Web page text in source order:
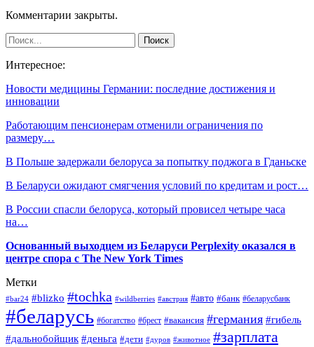
Комментарии закрыты.
Интересное:
Новости медицины Германии: последние достижения и
инновации
Работающим пенсионерам отменили ограничения по
размеру…
В Польше задержали белоруса за попытку поджога в Гданьске
В Беларуси ожидают смягчения условий по кредитам и рост…
В России спасли белоруса, который провисел четыре часа
на…
Основанный выходцем из Беларуси Perplexity оказался в
центре спора с The New York Times
Метки
#bar24 #blizko #tochka #wildberries #австрия #авто #банк #беларусбанк
#беларусь #богатство #брест #вакансия #германия #гибель
#дальнобойщик #деньга #дети #дуров #животное #зарплата